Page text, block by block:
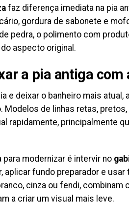
faz diferença imediata na pia
gordura de sabonete e
pedra, o polimento com
aspecto original.
a pia antiga
e deixar o banheiro mais atual,
Modelos de linhas retas,
rapidamente, principalmente
modernizar é intervir no
aplicar fundo preparador e
cinza ou fendi,
a criar um visual mais leve.